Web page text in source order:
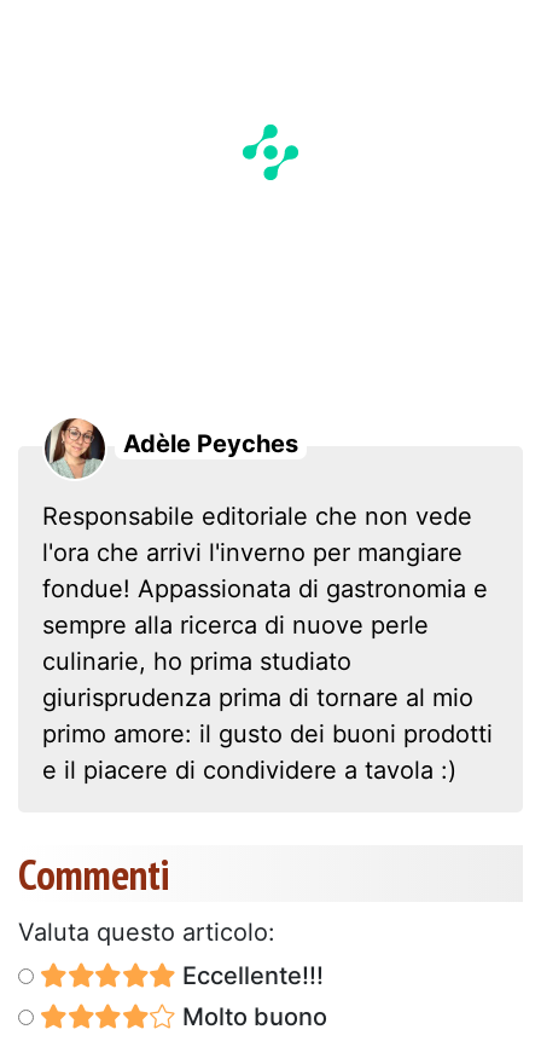
Adèle Peyches
Responsabile editoriale che non vede
l'ora che arrivi l'inverno per mangiare
fondue! Appassionata di gastronomia e
sempre alla ricerca di nuove perle
culinarie, ho prima studiato
giurisprudenza prima di tornare al mio
primo amore: il gusto dei buoni prodotti
e il piacere di condividere a tavola :)
Commenti
Valuta questo articolo:
Eccellente!!!
Molto buono